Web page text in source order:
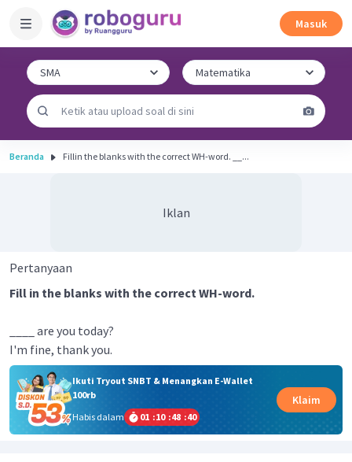
Masuk
Beranda Fillin the blanks with the correct WH-word. __...
Iklan
Pertanyaan
Fill in the blanks with the correct WH-word.
____ are you today?
I'm fine, thank you.
Ikuti Tryout SNBT & Menangkan E-Wallet
100rb
Habis dalam
01 :10 :48 :40
Klaim